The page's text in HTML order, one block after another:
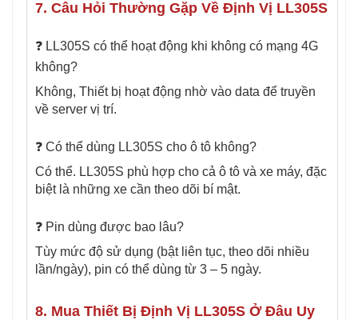
7. Câu Hỏi Thường Gặp Về Định Vị LL305S
❓ LL305S có thể hoạt động khi không có mạng 4G
không?
Không, Thiết bị hoạt động nhờ vào data để truyền
về server vị trí.
❓ Có thể dùng LL305S cho ô tô không?
Có thể. LL305S phù hợp cho cả ô tô và xe máy, đặc
biệt là những xe cần theo dõi bí mật.
❓ Pin dùng được bao lâu?
Tùy mức độ sử dụng (bật liên tục, theo dõi nhiều
lần/ngày), pin có thể dùng từ 3 – 5 ngày.
8. Mua Thiết Bị Định Vị LL305S Ở Đâu Uy